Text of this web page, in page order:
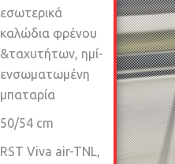
εσωτερικά
καλώδια φρένου
&ταχυτήτων, ημί-
ενσωματωμένη
μπαταρία
50/54 cm
RST Viva air-TNL,